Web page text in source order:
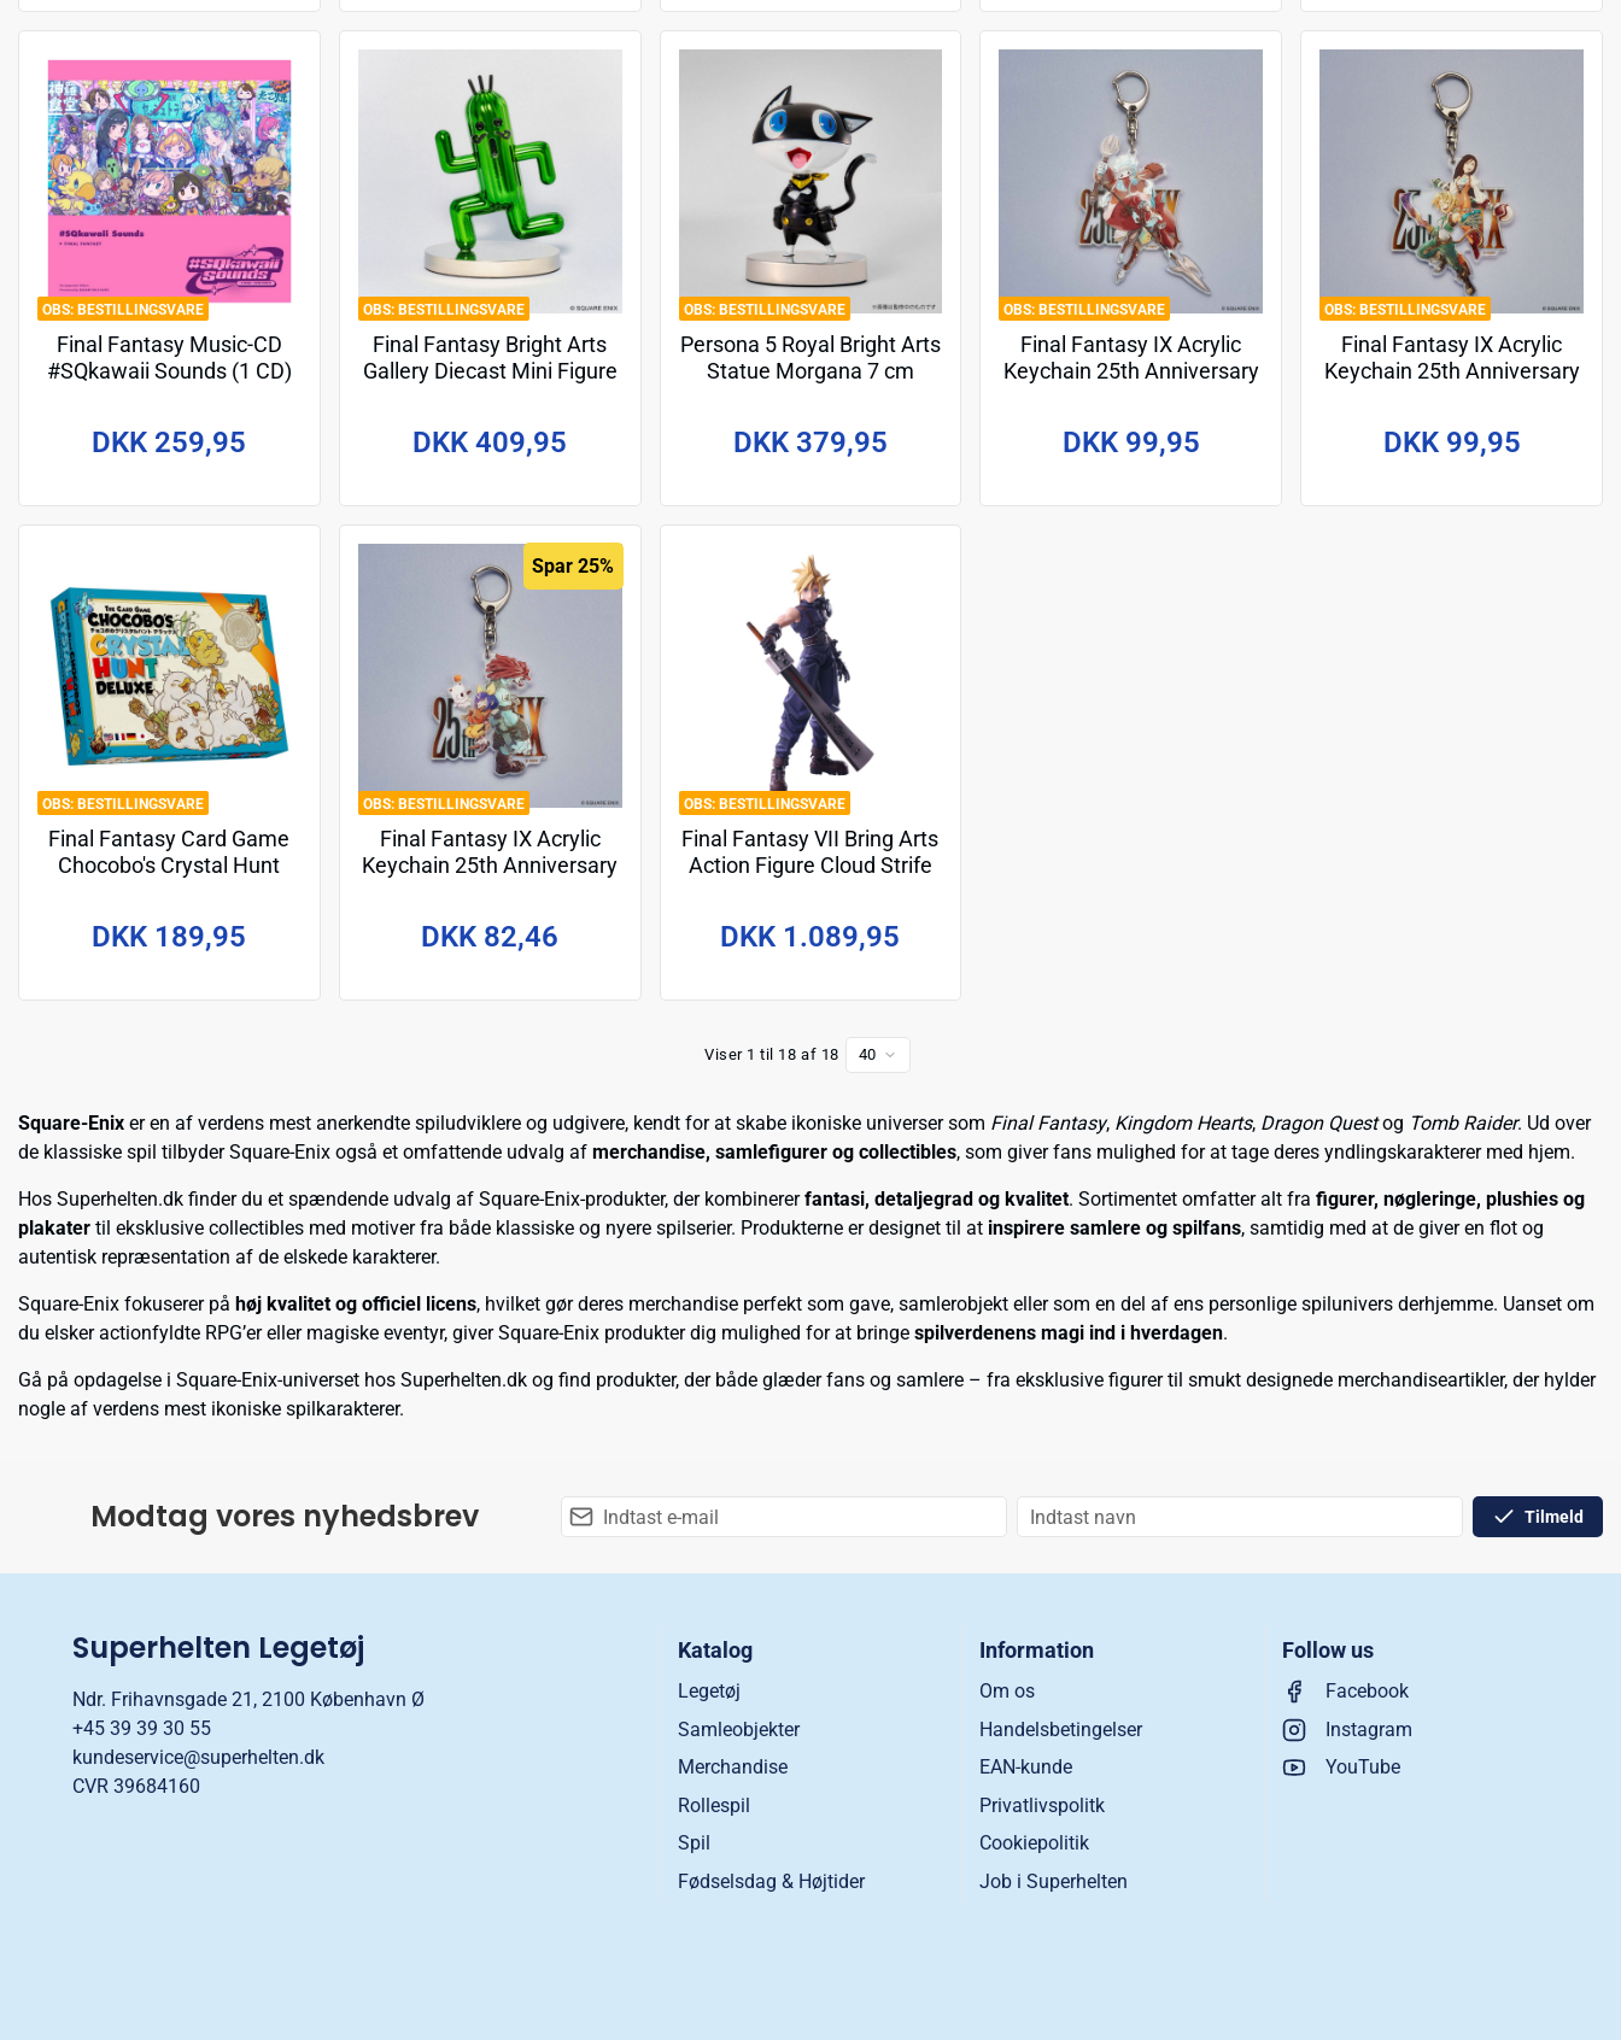
BESTILLINGSVARE
Final Fantasy Music-CD
#SQkawaii Sounds (1 CD)
DKK 259,95
BESTILLINGSVARE
Final Fantasy Bright Arts
Gallery Diecast Mini Figure
DKK 409,95
BESTILLINGSVARE
Persona 5 Royal Bright Arts
Statue Morgana 7 cm
DKK 379,95
BESTILLINGSVARE
Final Fantasy IX Acrylic
Keychain 25th Anniversary
DKK 99,95
BESTILLINGSVARE
Final Fantasy IX Acrylic
Keychain 25th Anniversary
DKK 99,95
BESTILLINGSVARE
Final Fantasy Card Game
Chocobo's Crystal Hunt
DKK 189,95
BESTILLINGSVARE
Spar 25%
Final Fantasy IX Acrylic
Keychain 25th Anniversary
DKK 82,46
BESTILLINGSVARE
Final Fantasy VII Bring Arts
Action Figure Cloud Strife
DKK 1.089,95
Viser 1 til 18 af 18 40
Square-Enix er en af verdens mest anerkendte spiludviklere og udgivere, kendt for at skabe ikoniske universer som Final Fantasy, Kingdom Hearts, Dragon Questog Tomb Raider. Ud over
de klassiske spil tilbyder Square-Enix også et omfattende udvalg af merchandise, samlefigurer og collectibles, som giver fans mulighed for at tage deres yndlingskarakterer med hjem.
Hos Superhelten.dk finder du et spændende udvalg af Square-Enix-produkter, der kombinererfantasi, detaljegrad og kvalitet. Sortimentet omfatter alt fra figurer, nøgleringe, plushies og
plakater til eksklusive collectibles med motiver fra både klassiske og nyere spilserier. Produkterne er designet til at inspirere samlere og spilfans, samtidig med at de giver en flot og
autentisk repræsentation af de elskede karakterer.
Square-Enix fokuserer på høj kvalitet og officiel licens, hvilket gør deres merchandise perfekt som gave, samlerobjekt eller som en del af ens personlige spilunivers derhjemme. Uanset om
du elsker actionfyldte RPG’er eller magiske eventyr, giver Square-Enix produkter dig mulighed for at bringe spilverdenens magi ind i hverdagen.
Gå på opdagelse i Square-Enix-universet hos Superhelten.dk og find produkter, der både glæder fans og samlere – fra eksklusive figurer til smukt designede merchandiseartikler, der hylder
nogle af verdens mest ikoniske spilkarakterer.
Modtag vores nyhedsbrev Tilmeld
Superhelten Legetøj
Ndr. Frihavnsgade 21, 2100 København Ø
+45 39 39 30 55
kundeservice@superhelten.dk
CVR 39684160
Katalog
Legetøj
Samleobjekter
Merchandise
Rollespil
Spil
Fødselsdag & Højtider
Information
Om os
Handelsbetingelser
EAN-kunde
Privatlivspolitk
Cookiepolitik
Job i Superhelten
Follow us
Facebook
Instagram
YouTube